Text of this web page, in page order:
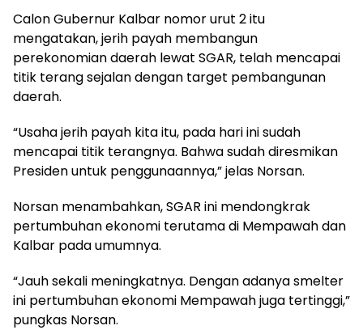
Calon Gubernur Kalbar nomor urut 2 itu
mengatakan, jerih payah membangun
perekonomian daerah lewat SGAR, telah mencapai
titik terang sejalan dengan target pembangunan
daerah.
“Usaha jerih payah kita itu, pada hari ini sudah
mencapai titik terangnya. Bahwa sudah diresmikan
Presiden untuk penggunaannya,” jelas Norsan.
Norsan menambahkan, SGAR ini mendongkrak
pertumbuhan ekonomi terutama di Mempawah dan
Kalbar pada umumnya.
“Jauh sekali meningkatnya. Dengan adanya smelter
ini pertumbuhan ekonomi Mempawah juga tertinggi,”
pungkas Norsan.